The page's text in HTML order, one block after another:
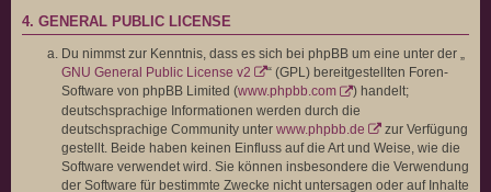
4. GENERAL PUBLIC LICENSE
Du nimmst zur Kenntnis, dass es sich bei phpBB um eine unter der „
GNU General Public License v2
“ (GPL) bereitgestellten Foren-
Software von phpBB Limited (www.phpbb.com
) handelt;
deutschsprachige Informationen werden durch die
deutschsprachige Community unter www.phpbb.de
zur Verfügung
gestellt. Beide haben keinen Einfluss auf die Art und Weise, wie die
Software verwendet wird. Sie können insbesondere die Verwendung
der Software für bestimmte Zwecke nicht untersagen oder auf Inhalte